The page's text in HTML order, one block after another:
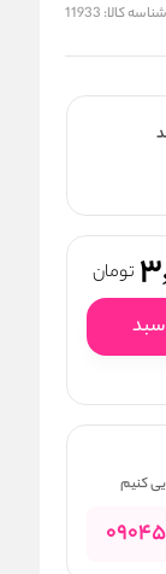
شناسه کالا: 11933
تومان
سبد
کنیم